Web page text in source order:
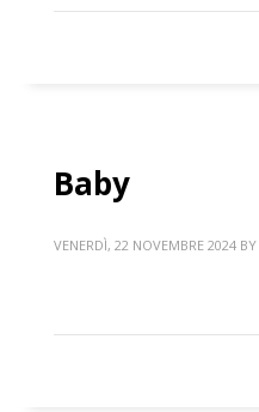
Baby
VENERDÌ, 22 NOVEMBRE 2024 BY